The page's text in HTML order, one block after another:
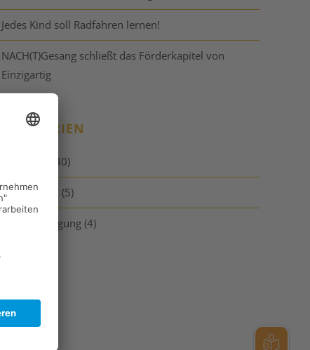
Jedes Kind soll Radfahren lernen!
NACH(T)Gesang schließt das Förderkapitel von
Einzigartig
KATEGORIEN
(40)
Neuigkeiten (5)
Vorankündigung(4)